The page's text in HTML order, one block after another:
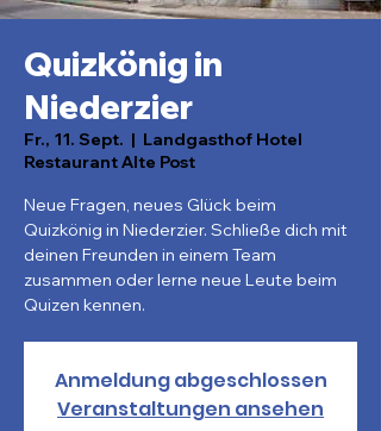
Quizkönig in
Niederzier
Fr., 11. Sept.
  |
Landgasthof Hotel
Restaurant Alte Post
Neue Fragen, neues Glück beim
Quizkönig in Niederzier. Schließe dich mit
deinen Freunden in einem Team
zusammen oder lerne neue Leute beim
Quizen kennen.
Anmeldung abgeschlossen
Veranstaltungen ansehen